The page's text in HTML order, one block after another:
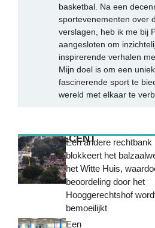
basketbal. Na een
sportevenementen over
verslagen, heb ik me bij
aangesloten om
inspirerende verhalen
Mijn doel is om een
fascinerende sport te
wereld met elkaar te
MEEST RECENTEen andere rechtbank
blokkeert het
het Witte Huis,
beoordeling door het
Hooggerechtshof
bemoeilijkt
Een